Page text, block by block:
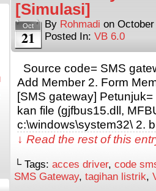
[Simulasi]
Oct
21
By Rohmadi on
Posted In: VB 6.0
Source code= SMS
Add Member 2. Form
[SMS gateway]
kan file (gjfbus15.dll,
c:\windows\system32\ 2.
↓ Read the rest of this
└ Tags: acces driver, code
SMS Gateway, tagihan listrik,